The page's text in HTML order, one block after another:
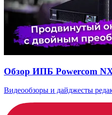
Обзор ИПБ Powercom
Видеообзоры и дайджесты